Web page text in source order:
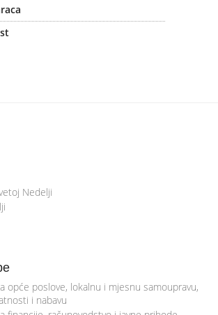
Nedelji
opće poslove, lokalnu i mjesnu samoupravu,
i nabavu